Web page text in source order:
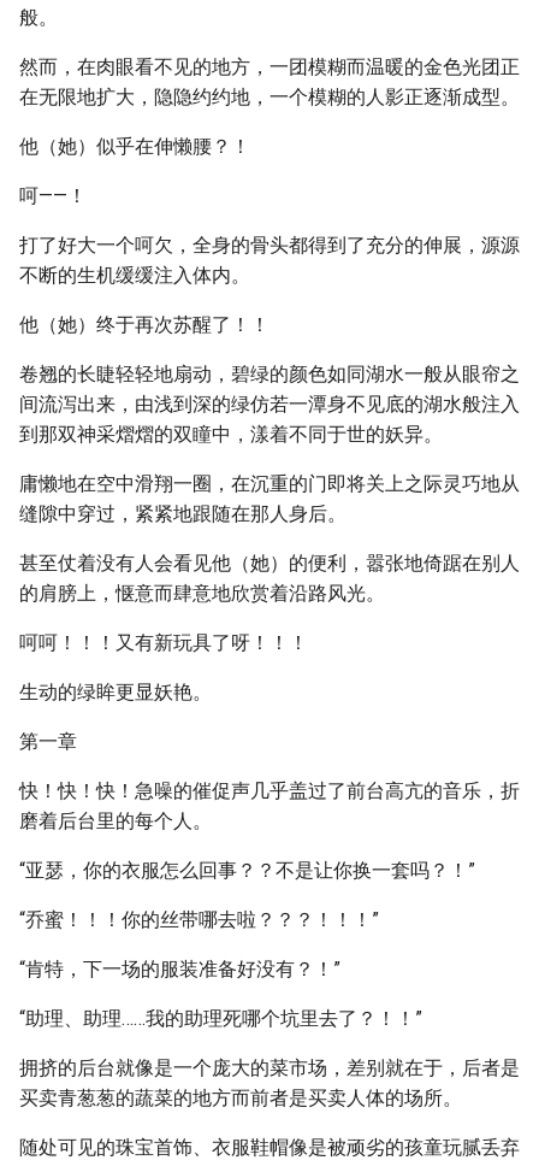
般。
然而，在肉眼看不见的地方，一团模糊而温暖的金色光团正
在无限地扩大，隐隐约约地，一个模糊的人影正逐渐成型。
他（她）似乎在伸懒腰？！
呵——！
打了好大一个呵欠，全身的骨头都得到了充分的伸展，源源
不断的生机缓缓注入体内。
他（她）终于再次苏醒了！！
卷翘的长睫轻轻地扇动，碧绿的颜色如同湖水一般从眼帘之
间流泻出来，由浅到深的绿仿若一潭身不见底的湖水般注入
到那双神采熠熠的双瞳中，漾着不同于世的妖异。
庸懒地在空中滑翔一圈，在沉重的门即将关上之际灵巧地从
缝隙中穿过，紧紧地跟随在那人身后。
甚至仗着没有人会看见他（她）的便利，嚣张地倚踞在别人
的肩膀上，惬意而肆意地欣赏着沿路风光。
呵呵！！！又有新玩具了呀！！！
生动的绿眸更显妖艳。
第一章
快！快！快！急噪的催促声几乎盖过了前台高亢的音乐，折
磨着后台里的每个人。
“亚瑟，你的衣服怎么回事？？不是让你换一套吗？！”
“乔蜜！！！你的丝带哪去啦？？？！！！”
“肯特，下一场的服装准备好没有？！”
“助理、助理……我的助理死哪个坑里去了？！！”
拥挤的后台就像是一个庞大的菜市场，差别就在于，后者是
买卖青葱葱的蔬菜的地方而前者是买卖人体的场所。
随处可见的珠宝首饰、衣服鞋帽像是被顽劣的孩童玩腻丢弃